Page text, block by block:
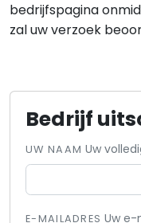
bedrijfspagina
zal uw verzoek
Bedrijf
UW NAAM Uw
E-MAILADRES Uw e-